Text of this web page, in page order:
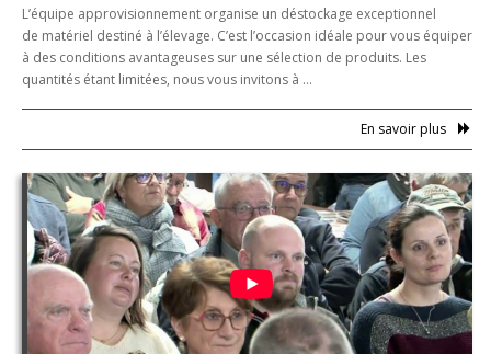
L’équipe approvisionnement organise un déstockage exceptionnel
de matériel destiné à l’élevage. C’est l’occasion idéale pour vous équiper
à des conditions avantageuses sur une sélection de produits. Les
quantités étant limitées, nous vous invitons à …
En savoir plus